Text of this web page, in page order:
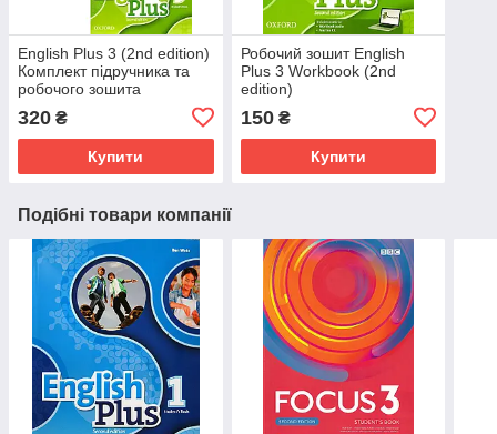
English Plus 3 (2nd edition)
Комплект підручника та
робочого зошита
320 ₴
Купити
Робочий зошит English
Plus 3 Workbook (2nd
edition)
150₴
Купити
Подібні товари компанії